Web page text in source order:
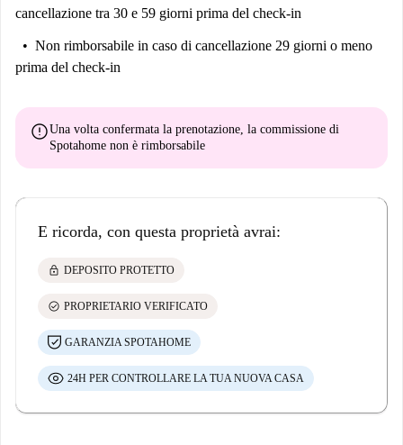
cancellazione tra 30 e 59 giorni prima del check-in
Non rimborsabile in caso di cancellazione 29 giorni o meno
prima del check-in
errorUna volta confermata la prenotazione, la commissione di
Spotahome non è rimborsabile
E ricorda, con questa proprietà avrai:
lock DEPOSITO PROTETTO
check_circle PROPRIETARIO VERIFICATO
GARANZIA SPOTAHOME
24H PER CONTROLLARE LA TUA NUOVA CASA